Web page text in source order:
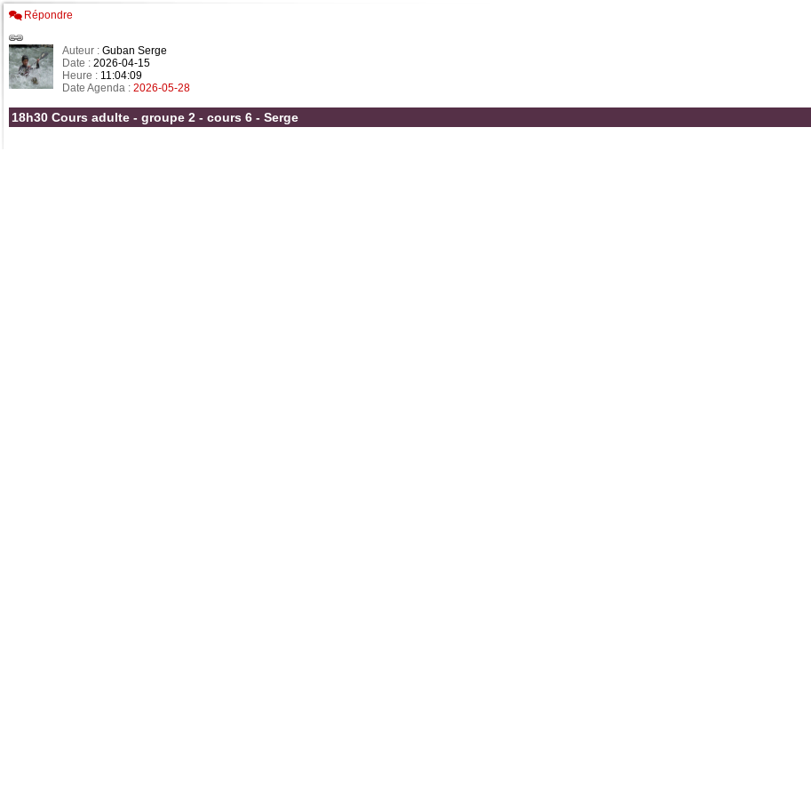
Répondre
Auteur : Guban Serge
Date : 2026-04-15
Heure : 11:04:09
Date Agenda : 2026-05-28
18h30 Cours adulte - groupe 2 - cours 6 - Serge